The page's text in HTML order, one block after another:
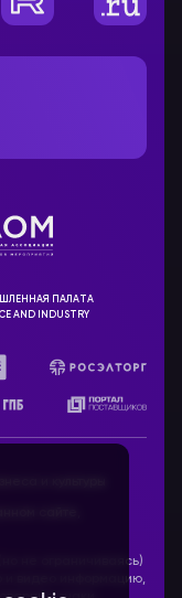
ПАЛАТА
AND INDUSTRY
и культуры
сайте,
не ограничиваясь)
и видео информацию,